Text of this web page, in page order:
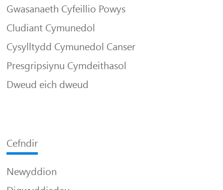
Gwasanaeth Cyfeillio Powys
Cludiant Cymunedol
Cysylltydd Cymunedol Canser
Presgripsiynu Cymdeithasol
Dweud eich dweud
Cefndir
Newyddion